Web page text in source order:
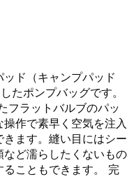
ド（キャンプパッド
たポンプバッグです。
フラットバルブのパッ
作で素早く空気を注入
ます。縫い目にはシー
ど濡らしたくないもの
ることもできます。 完